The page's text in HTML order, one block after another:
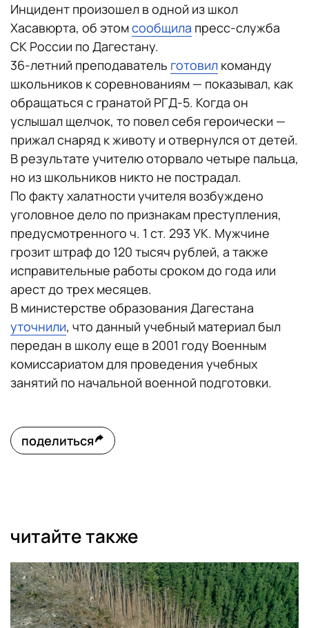
Инцидент произошел в одной из школ
Хасавюрта, об этомсообщила пресс-служба
СК России по Дагестану.
36-летний преподаватель готовил команду
школьников к соревнованиям — показывал, как
обращаться с гранатой РГД-5. Когда он
услышал щелчок, то повел себя героически —
прижал снаряд к животу и отвернулся от детей.
В результате учителю оторвало четыре пальца,
но из школьников никто не пострадал.
По факту халатности учителя возбуждено
уголовное дело по признакам преступления,
предусмотренного ч. 1 ст. 293 УК. Мужчине
грозит штраф до 120 тысяч рублей, а также
исправительные работы сроком до года или
арест до трех месяцев.
В министерстве образования Дагестана
уточнили, что данный учебный материал был
передан в школу еще в 2001 году Военным
комиссариатом для проведения учебных
занятий по начальной военной подготовки.
поделиться
читайте также